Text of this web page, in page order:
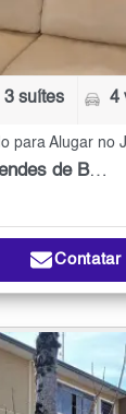
3 suítes 4
Jardim Leonor Mendes de Barros
Contatar